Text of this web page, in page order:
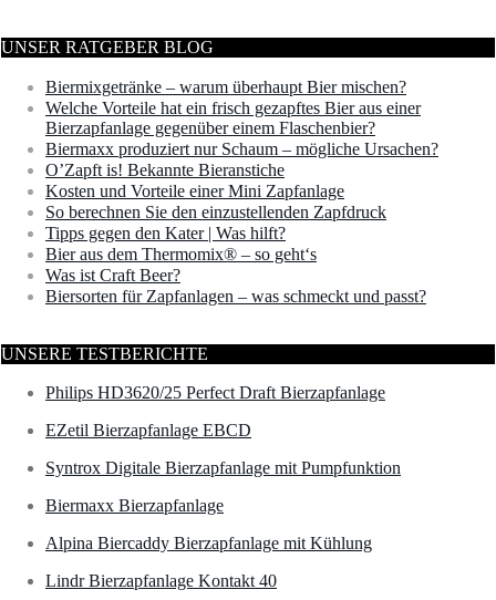
UNSER RATGEBER BLOG
Biermixgetränke – warum überhaupt Bier mischen?
Welche Vorteile hat ein frisch gezapftes Bier aus einer
Bierzapfanlage gegenüber einem Flaschenbier?
Biermaxx produziert nur Schaum – mögliche Ursachen?
O’Zapft is! Bekannte Bieranstiche
Kosten und Vorteile einer Mini Zapfanlage
So berechnen Sie den einzustellenden Zapfdruck
Tipps gegen den Kater | Was hilft?
Bier aus dem Thermomix® – so geht‘s
Was ist Craft Beer?
Biersorten für Zapfanlagen – was schmeckt und passt?
UNSERE TESTBERICHTE
Philips HD3620/25 Perfect Draft Bierzapfanlage
EZetil Bierzapfanlage EBCD
Syntrox Digitale Bierzapfanlage mit Pumpfunktion
Biermaxx Bierzapfanlage
Alpina Biercaddy Bierzapfanlage mit Kühlung
Lindr Bierzapfanlage Kontakt 40